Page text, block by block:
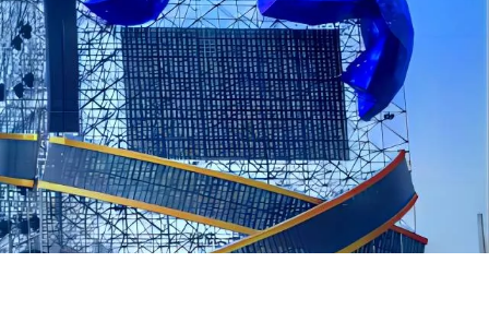
do estágio do evento
de treliça de iluminação padrão
da treliça do telhado
de produtos relevantes para treliça
de iluminação de estágio
do som do estágio
Arquitetura e construção
Concerto e evento
Clube e casamento, igreja
Exposição & Booth
العربية
简体中文
English